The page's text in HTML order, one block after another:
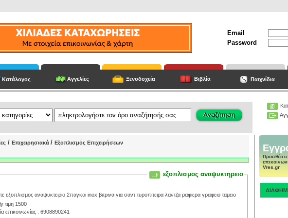
Email
Password
Κατάλογος Αγγελίες Ξενοδοχεία Βιβλία Παιχνίδια
/ Επιχειρησιακά / Εξοπλισμός Επιχειρήσεων
εξοπλισμος αναψυκτηρειο
εξοπλισμος αναψυκτειριο 2παγκοι inox βιτρινα για σαντ τυροπιτειρα λαντζα ραφιερα γραφειο ταμειο
τιμη 1500
επικοινωνίας : 6908890241
Vres.gr